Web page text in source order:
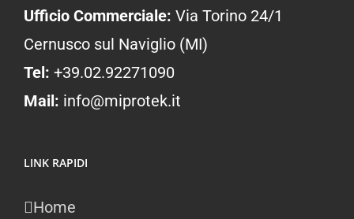
Ufficio Commerciale: Via Torino 24/1
Cernusco sul Naviglio (MI)
Tel: +39.02.92271090
Mail: info@miprotek.it
LINK RAPIDI
Home